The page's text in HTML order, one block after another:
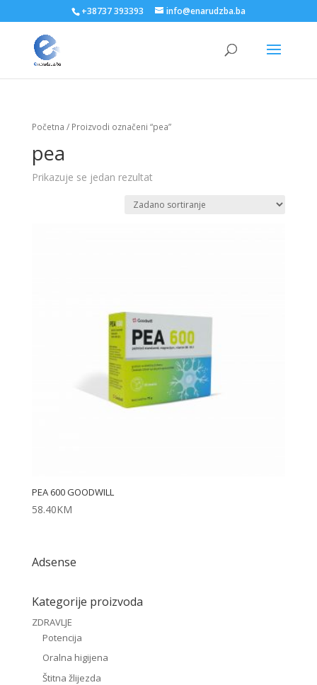
+38737 393393 info@enarudzba.ba
Početna / Proizvodi označeni “pea”
pea
Prikazuje se jedan rezultat
PEA 600 GOODWILL
58.40KM
Adsense
Kategorije proizvoda
ZDRAVLJE
Potencija
Oralna higijena
Štitna žlijezda